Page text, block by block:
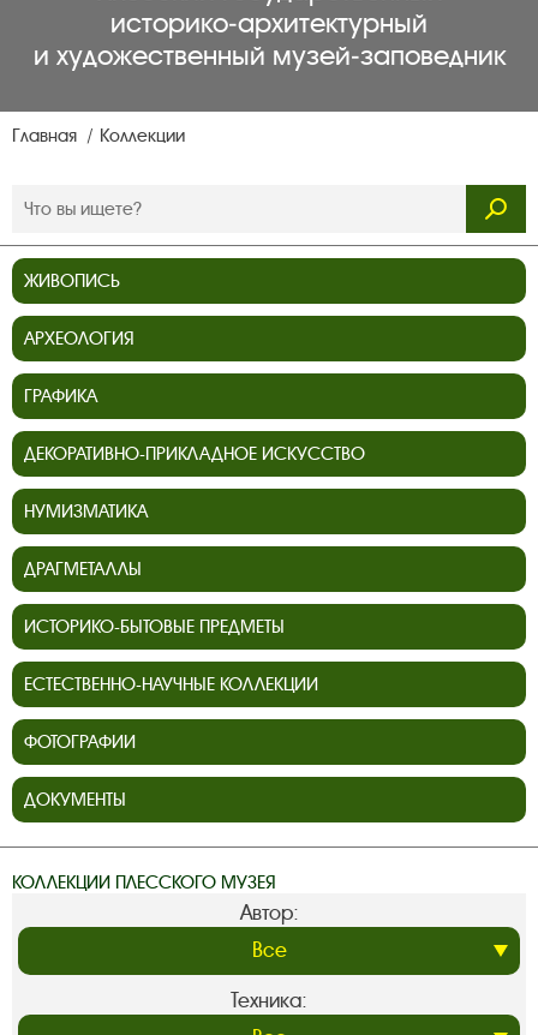
историко‑архитектурный
и художественный музей‑заповедник
Главная Коллекции
ЖИВОПИСЬ
АРХЕОЛОГИЯ
ГРАФИКА
ДЕКОРАТИВНО-ПРИКЛАДНОЕ ИСКУССТВО
НУМИЗМАТИКА
ДРАГМЕТАЛЛЫ
ИСТОРИКО-БЫТОВЫЕ ПРЕДМЕТЫ
ЕСТЕСТВЕННО-НАУЧНЫЕ КОЛЛЕКЦИИ
ФОТОГРАФИИ
ДОКУМЕНТЫ
КОЛЛЕКЦИИ ПЛЕССКОГО МУЗЕЯ
Автор:
Техника: